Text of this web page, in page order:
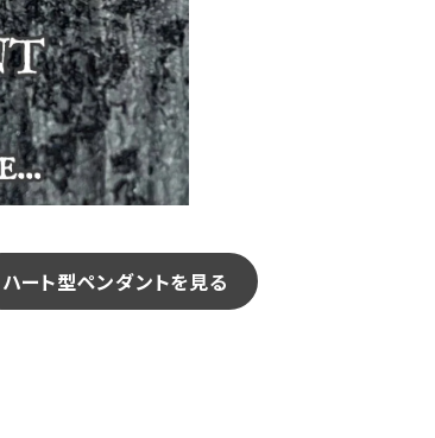
ハート型ペンダントを見る